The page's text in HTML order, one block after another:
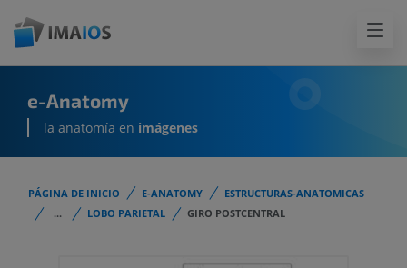
e-Anatomy
la anatomía en imágenes
PÁGINA DE INICIO E-ANATOMY
ESTRUCTURAS-ANATOMICAS
...
LOBO PARIETAL GIRO POSTCENTRAL